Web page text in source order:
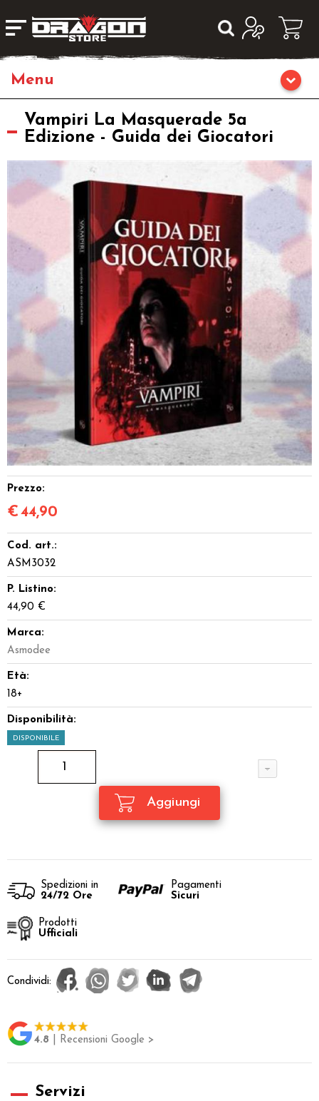
Home
Librigame
Giochi di Carte Collezionabili
Miniature
Dadi
Giocattoli e Gadget
Offerte del Dragone
Vampiri La Masquerade 5a
Edizione - Guida dei Giocatori
Prezzo:
€44,90
Cod. art.:
ASM3032
P. Listino:
44,90 €
Marca:
Asmodee
Età:
18+
Disponibilità:
DISPONIBILE
Spedizioni in
24/72 Ore
Pagamenti
Sicuri
Prodotti
Ufficiali
Condividi:
4.8 | Recensioni Google >
Servizi